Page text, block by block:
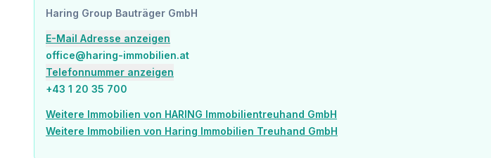
Haring Group Bauträger GmbH
E-Mail Adresse anzeigen
office@haring-immobilien.at
Telefonnummer anzeigen
+43 1 20 35 700
Weitere Immobilien von HARING Immobilientreuhand GmbH
Weitere Immobilien von Haring Immobilien Treuhand GmbH